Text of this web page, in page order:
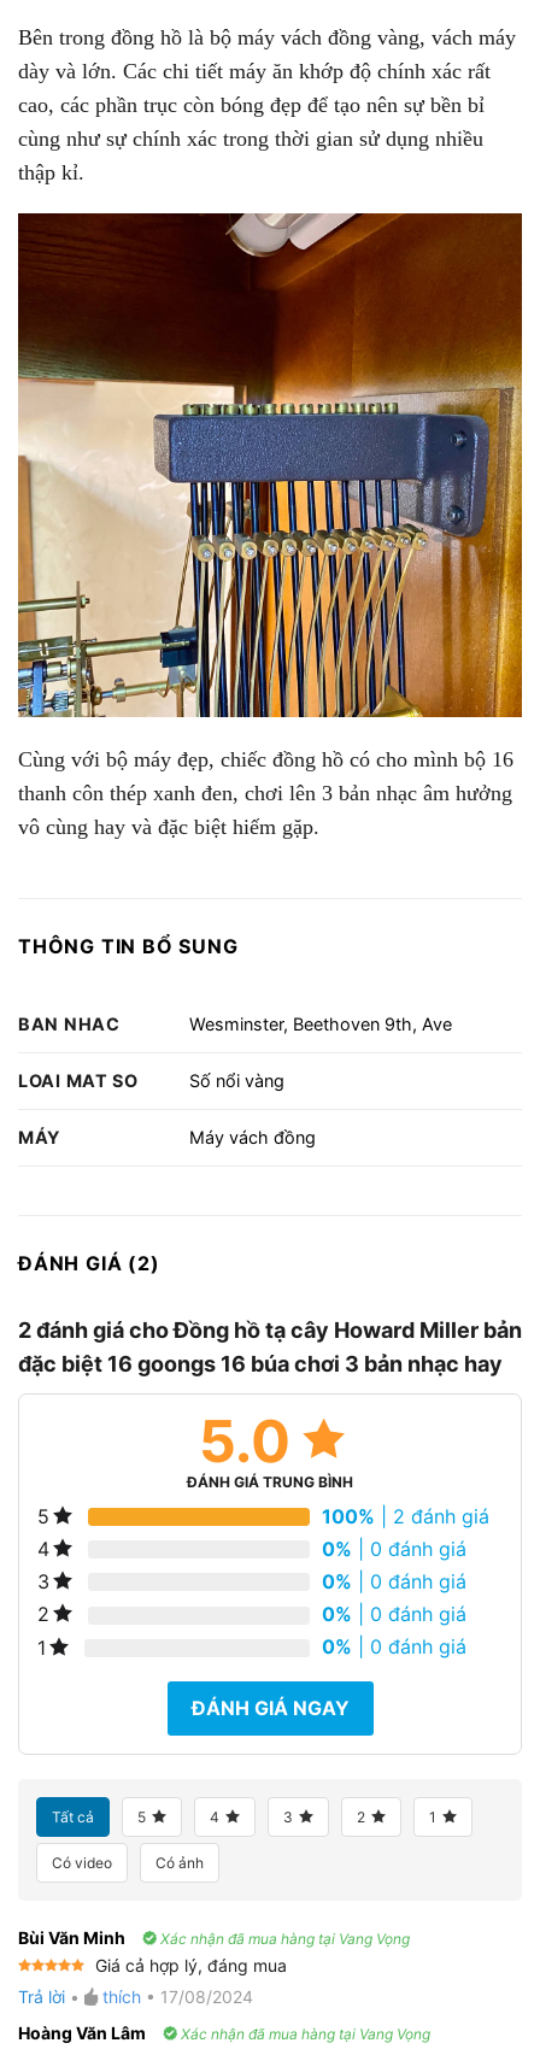
Bên trong đồng hồ là bộ máy vách đồng vàng, vách máy
dày và lớn. Các chi tiết máy ăn khớp độ chính xác rất
cao, các phần trục còn bóng đẹp để tạo nên sự bền bỉ
cùng như sự chính xác trong thời gian sử dụng nhiều
thập kỉ.
Cùng với bộ máy đẹp, chiếc đồng hồ có cho mình bộ 16
thanh côn thép xanh đen, chơi lên 3 bản nhạc âm hưởng
vô cùng hay và đặc biệt hiếm gặp.
THÔNG TIN BỔ SUNG
BAN NHAC Wesminster, Beethoven 9th, Ave
LOAI MAT SO Số nổi vàng
MÁY Máy vách đồng
ĐÁNH GIÁ (2)
2 đánh giá choĐồng hồ tạ cây Howard Miller bản
đặc biệt 16 goongs 16 búa chơi 3 bản nhạc hay
5.0
ĐÁNH GIÁ TRUNG BÌNH
5 100% | 2 đánh giá
4
0% | 0 đánh giá
3
0% | 0 đánh giá
2
0% | 0 đánh giá
1
0% | 0 đánh giá
ĐÁNH GIÁ NGAY
Tất cả 5 4 3 2 1
Có video Có ảnh
Bùi Văn Minh Xác nhận đã mua hàng tại Vang Vọng
hạng55
Giá cả hợp lý, đáng mua
Trả lời • thích • 17/08/2024
Hoàng Văn Lâm
Xác nhận đã mua hàng tại Vang Vọng